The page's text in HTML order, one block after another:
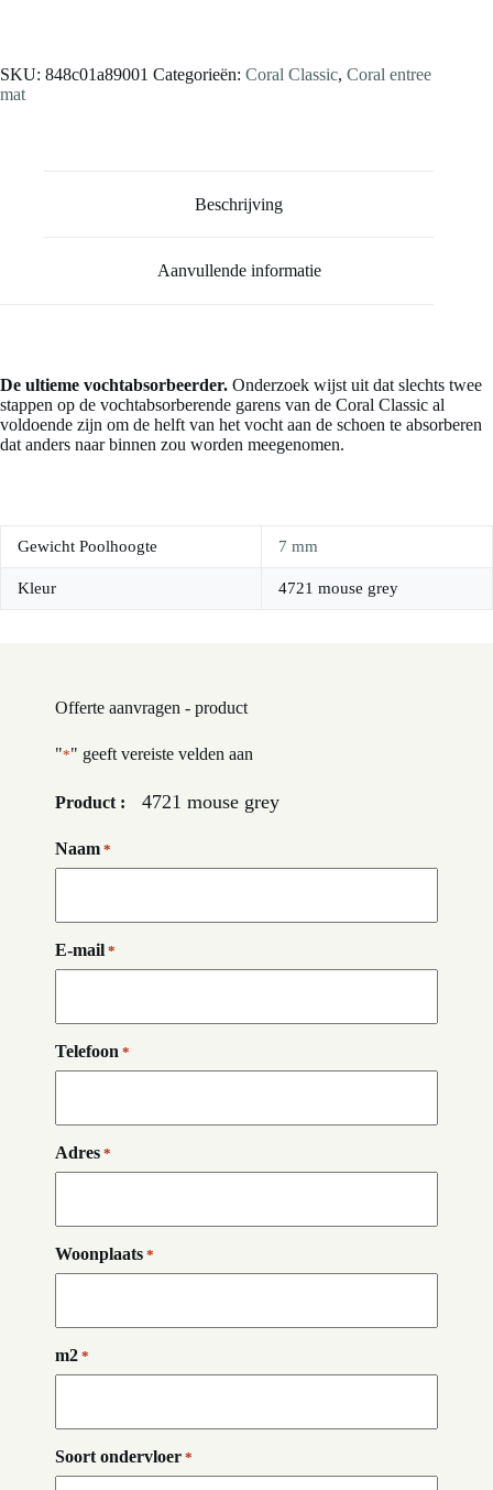
SKU: 848c01a89001 Categorieën: Coral Classic, Coral entree
mat
Beschrijving
Aanvullende informatie
De ultieme vochtabsorbeerder. Onderzoek wijst uit dat slechts twee
stappen op de vochtabsorberende garens van de Coral Classic al
voldoende zijn om de helft van het vocht aan de schoen te absorberen
dat anders naar binnen zou worden meegenomen.
Gewicht Poolhoogte 7 mm
Kleur 4721 mouse grey
Offerte aanvragen - product
"*" geeft vereiste velden aan
Product : 4721 mouse grey
Naam *
E-mail *
Telefoon *
Adres *
Woonplaats *
m2 *
Soort ondervloer *